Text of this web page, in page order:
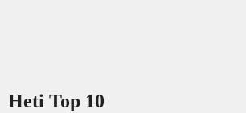
Heti Top 10